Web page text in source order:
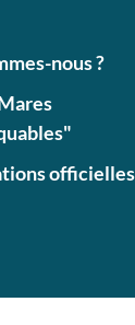
nous ?
officielles